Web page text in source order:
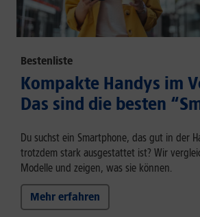
Bestenliste
Kompakte Handys im
Das sind die besten
Du suchst ein Smartphone, das gut in der
trotzdem stark ausgestattet ist? Wir
Modelle und zeigen, was sie können.
Mehr erfahren